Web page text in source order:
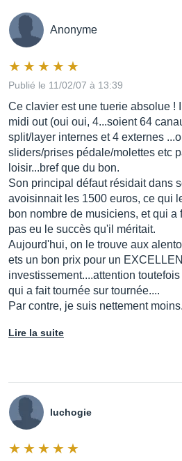
Anonyme
Publié le 11/02/07 à 13:39
Ce clavier est une tuerie absolue !
midi out (oui oui, 4...soient 64
split/layer internes et 4 externes
sliders/prises pédale/molettes etc
loisir...bref que du bon.
Son principal défaut résidait dans
avoisinnait les 1500 euros, ce qui
bon nombre de musiciens, et qui a
pas eu le succès qu'il méritait.
Aujourd'hui, on le trouve aux
ets un bon prix pour un
investissement....attention
qui a fait tournée sur tournée....
Par contre, je suis nettement
Lire la suite
luchogie